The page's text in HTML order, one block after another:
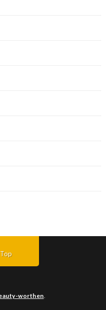
worthen.